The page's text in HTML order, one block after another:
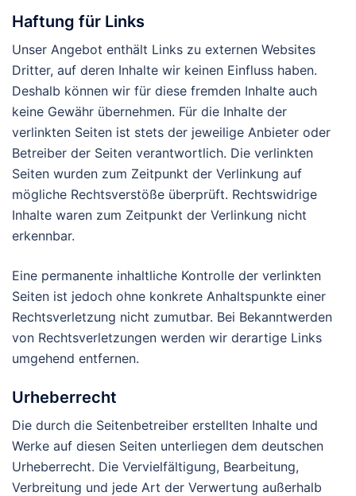
Haftung für Links
Unser Angebot enthält Links zu externen Websites
Dritter, auf deren Inhalte wir keinen Einfluss haben.
Deshalb können wir für diese fremden Inhalte auch
keine Gewähr übernehmen. Für die Inhalte der
verlinkten Seiten ist stets der jeweilige Anbieter oder
Betreiber der Seiten verantwortlich. Die verlinkten
Seiten wurden zum Zeitpunkt der Verlinkung auf
mögliche Rechtsverstöße überprüft. Rechtswidrige
Inhalte waren zum Zeitpunkt der Verlinkung nicht
erkennbar.
Eine permanente inhaltliche Kontrolle der verlinkten
Seiten ist jedoch ohne konkrete Anhaltspunkte einer
Rechtsverletzung nicht zumutbar. Bei Bekanntwerden
von Rechtsverletzungen werden wir derartige Links
umgehend entfernen.
Urheberrecht
Die durch die Seitenbetreiber erstellten Inhalte und
Werke auf diesen Seiten unterliegen dem deutschen
Urheberrecht. Die Vervielfältigung, Bearbeitung,
Verbreitung und jede Art der Verwertung außerhalb